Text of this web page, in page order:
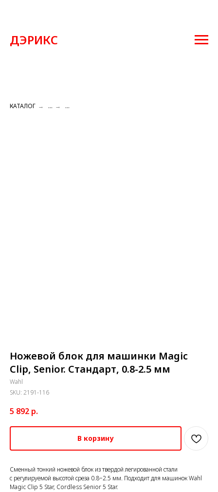
ДЭРИКС
КАТАЛОГ → ... → ...
Ножевой блок для машинки Magic
Clip, Senior. Стандарт, 0.8-2.5 мм
Wahl
SKU: 2191-116
5 892 р.
В корзину
Сменный тонкий ножевой блок из твердой легированной стали
с регулируемой высотой среза 0.8−2.5 мм. Подходит для машинок Wahl
Magic Clip 5 Star, Cordless Senior 5 Star.